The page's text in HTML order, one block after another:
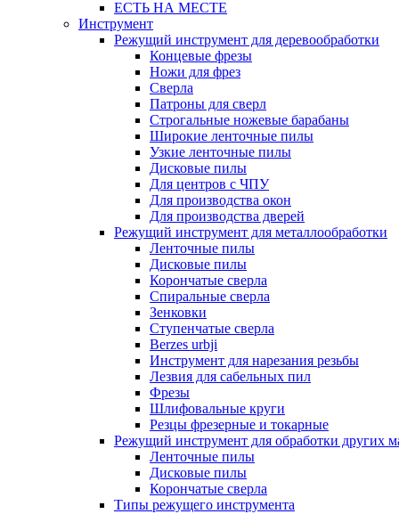
ЕСТЬ НА МЕСТЕ
Инструмент
Режущий инструмент для деревообработки
Концевые фрезы
Ножи для фрез
Сверла
Патроны для сверл
Строгальные ножевые барабаны
Широкие ленточные пилы
Узкие ленточные пилы
Дисковые пилы
Для центров с ЧПУ
Для производства окон
Для производства дверей
Режущий инструмент для металлообработки
Ленточные пилы
Дисковые пилы
Корончатые сверла
Спиральные сверла
Зенковки
Ступенчатые сверла
Berzes urbji
Инструмент для нарезания резьбы
Лезвия для сабельных пил
Фрезы
Шлифовальные круги
Резцы фрезерные и токарные
Режущий инструмент для обработки других
Ленточные пилы
Дисковые пилы
Корончатые сверла
Типы режущего инструмента